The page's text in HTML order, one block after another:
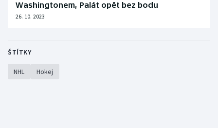
Washingtonem, Palát opět bez bodu
26. 10. 2023
ŠTÍTKY
NHL Hokej